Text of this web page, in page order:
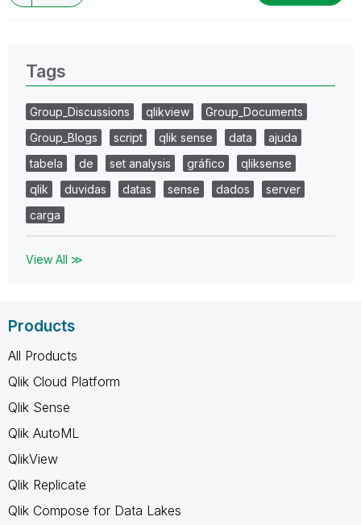
Tags
Group_Discussions qlikview
Group_Documents
Group_Blogs
script qlik sense data
ajuda
tabela
de set analysis gráfico
qliksense
qlik
duvidas datas sense dados
server
carga
View All ≫
Products
All Products
Qlik Cloud Platform
Qlik Sense
Qlik AutoML
QlikView
Qlik Replicate
Qlik Compose for Data Lakes